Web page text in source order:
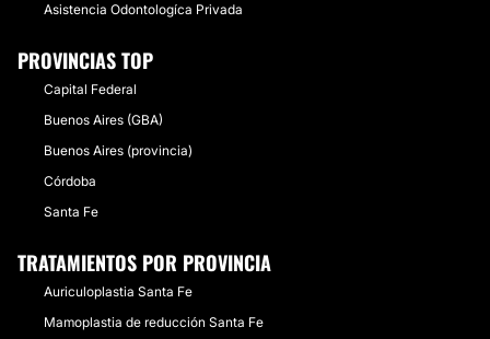
Asistencia Odontologíca Privada
PROVINCIAS TOP
Capital Federal
Buenos Aires (GBA)
Buenos Aires (provincia)
Córdoba
Santa Fe
TRATAMIENTOS POR PROVINCIA
Auriculoplastia Santa Fe
Mamoplastia de reducción Santa Fe